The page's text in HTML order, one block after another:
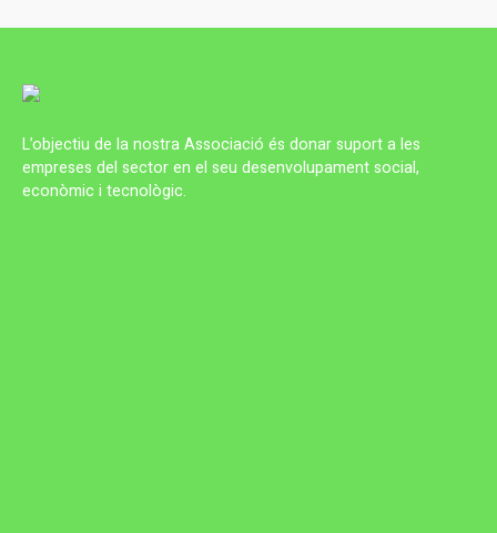
L’objectiu de la nostra Associació és donar suport a les
empreses del sector en el seu desenvolupament social,
econòmic i tecnològic.